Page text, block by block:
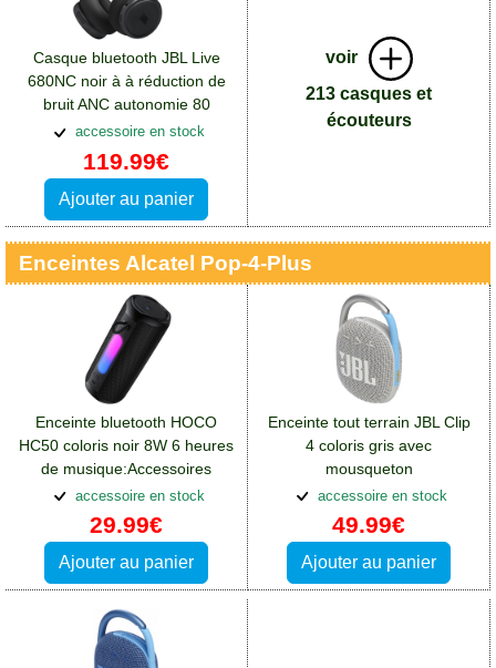
Casque bluetooth JBL Live
680NC noir à à réduction de
bruit ANC autonomie 80
heures:Accessoires Alcatel
Pop 4 Plus
accessoire en stock
119.99€
Ajouter au panier
voir
213 casques et
écouteurs
Enceintes Alcatel Pop-4-Plus
Enceinte bluetooth HOCO
HC50 coloris noir 8W 6 heures
de musique:Accessoires
Alcatel Pop 4 Plus
accessoire en stock
29.99€
Ajouter au panier
Enceinte tout terrain JBL Clip
4 coloris gris avec
mousqueton
métallique:Accessoires Alcatel
Pop 4 Plus
accessoire en stock
49.99€
Ajouter au panier